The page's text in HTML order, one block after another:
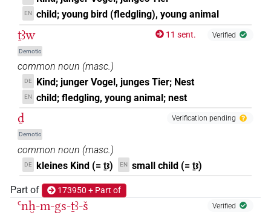
𓅷𓏏𓏤𓀀𓁐𓏥
𓅷𓏤
𓅷𓏤𓀔𓀀 | 1× N.m:sg ( 1)
𓅷𓏤𓀭𓀭
𓅷𓏤𓄿𓇋𓇋𓅭𓏥𓶸𓏱𓏥
𓅷𓏤𓅆 | 1× N.m:sg:stpr (1 )
𓅷𓏤𓅬 | 1× N.m:sg (1)
EN child; young bird (fledgling), young animal
ṯꜣw
Demotic
11 sent. Verified
common noun (masc.)
DE Kind; junger Vogel, junges Tier; Nest
EN child; fledgling, young animal; nest
ḏ
Demotic
Verification pending
common noun (masc.)
DE kleines Kind (= ṯꜣ) EN small child (= ṯꜣ)
Part of 173950 + Part of
Ꜥnḫ-m-gs-ṯꜣ-š Verified